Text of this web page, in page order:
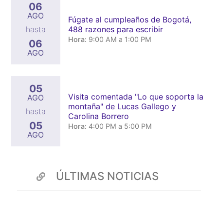
06
AGO
hasta
06
AGO
Fúgate al cumpleaños de Bogotá,
488 razones para escribir
Hora: 9:00 AM a 1:00 PM
05
AGO
hasta
05
AGO
Visita comentada "Lo que soporta la
montaña" de Lucas Gallego y
Carolina Borrero
Hora: 4:00 PM a 5:00 PM
ÚLTIMAS NOTICIAS